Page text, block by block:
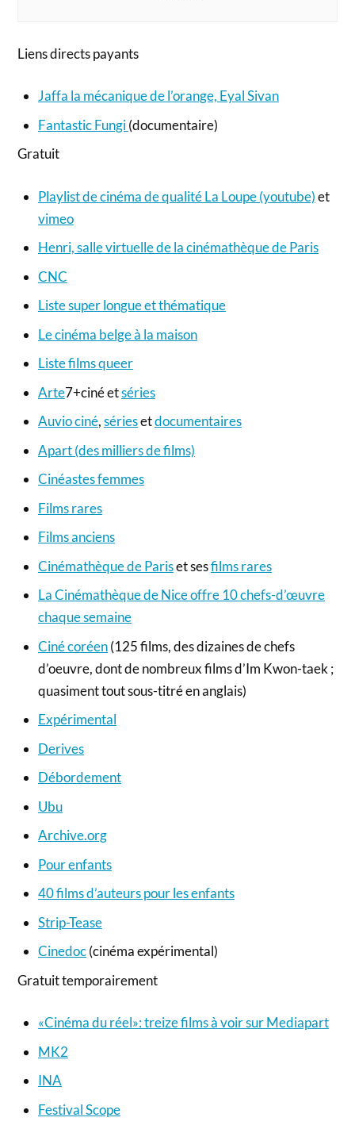
Liens directs payants
Jaffa la mécanique de l’orange, Eyal Sivan
Fantastic Fungi(documentaire)
Gratuit
Playlist de cinéma de qualité La Loupe (youtube)et
vimeo
Henri, salle virtuelle de la cinémathèque de Paris
CNC
Liste super longue et thématique
Le cinéma belge à la maison
Liste films queer
Arte7+ciné etséries
Auvio ciné,sériesetdocumentaires
Apart (des milliers de films)
Cinéastes femmes
Films rares
Films anciens
Cinémathèque de Pariset sesfilms rares
La Cinémathèque de Nice offre 10 chefs-d’œuvre
chaque semaine
Ciné coréen(125 films, des dizaines de chefs
d’oeuvre, dont de nombreux films d’Im Kwon-taek ;
quasiment tout sous-titré en anglais)
Expérimental
Derives
Débordement
Ubu
Archive.org
Pour enfants
40 films d’auteurs pour les enfants
Strip-Tease
Cinedoc(cinéma expérimental)
Gratuit temporairement
«Cinéma du réel»: treize films à voir sur Mediapart
MK2
INA
Festival Scope